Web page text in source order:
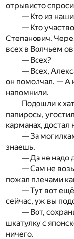
отрывисто
— Кто из
— Кто
Степанович.
всех в Волчьем
— Всех?
— Всех,
он помолчал. — А
напомнили.
Подошли к
папиросы,
карманах, достал
— За
знаешь.
— Да не надо
— Сам не
пожал плечами
— Тут вот
сейчас, уж вы
— Вот,
шкатулку с
ничего.